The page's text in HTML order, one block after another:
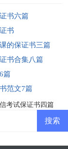
书六篇
书
的保证书三篇
书合集八篇
篇
范文7篇
考试保证书四篇